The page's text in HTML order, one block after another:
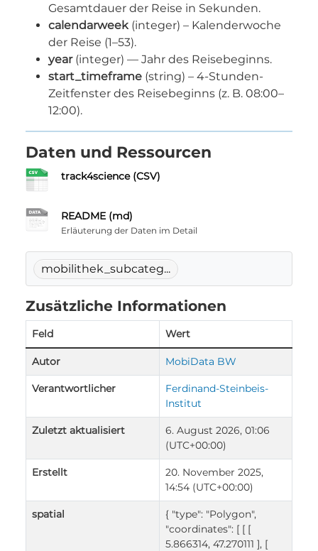
Gesamtdauer der Reise in Sekunden.
calendarweek (integer) – Kalenderwoche
der Reise (1–53).
year (integer) –– Jahr des Reisebeginns.
start_timeframe (string) – 4-Stunden-
Zeitfenster des Reisebeginns (z. B. 08:00–
12:00).
Daten und Ressourcen
track4science (CSV)
README (md)
Erläuterung der Daten im Detail
mobilithek_subcateg...
Zusätzliche Informationen
Feld Wert
Autor MobiData BW
Verantwortlicher
Ferdinand-Steinbeis-
Institut
Zuletzt aktualisiert
6. August 2026, 01:06
(UTC+00:00)
Erstellt
20. November 2025,
14:54 (UTC+00:00)
spatial
{ "type": "Polygon",
"coordinates": [ [ [
5.866314, 47.270111 ], [